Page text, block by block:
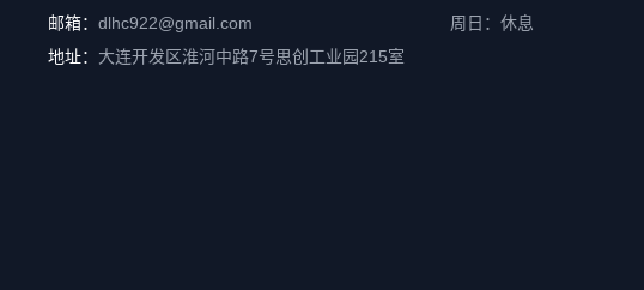
邮箱： dlhc922@gmail.com
地址： 大连开发区淮河中路7号思创工业园215室
周日：休息